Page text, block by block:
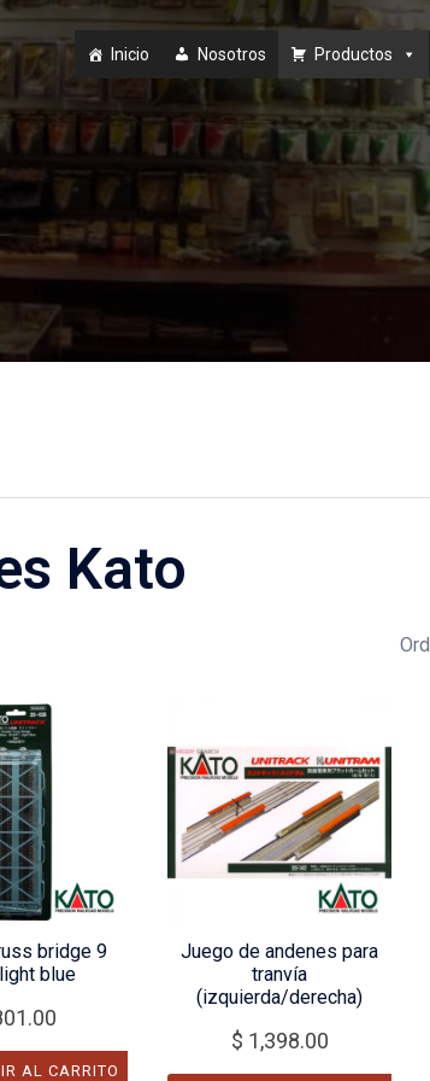
Inicio Nosotros Productos
Kato
bridge 9
blue
AL CARRITO
Juego de andenes para
tranvía
(izquierda/derecha)
$ 1,398.00